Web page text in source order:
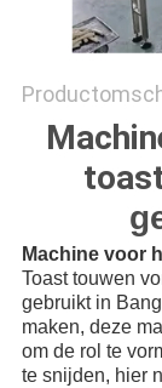
Machine voor
Toast touwen
gebruikt in
maken, deze
om de rol te
te snijden, hier